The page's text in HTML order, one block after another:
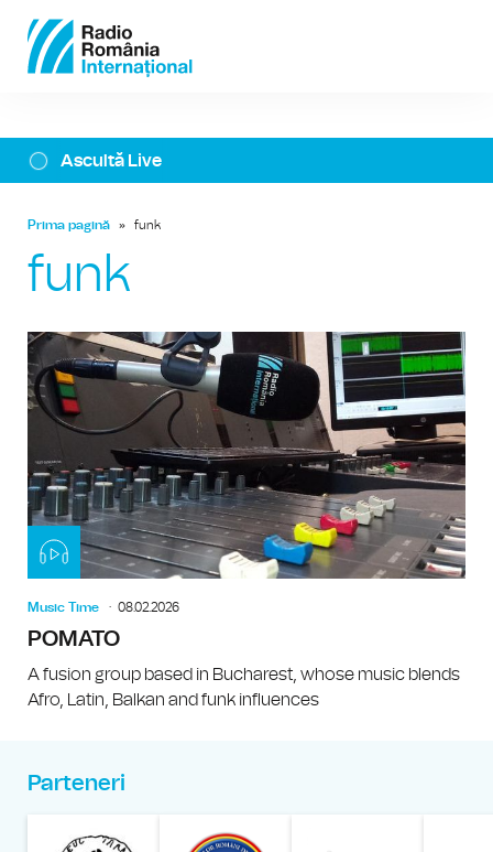
Ascultă Live
Prima pagină » funk
funk
Music Time 08.02.2026
POMATO
A fusion group based in Bucharest, whose music blends
Afro, Latin, Balkan and funk influences
Parteneri